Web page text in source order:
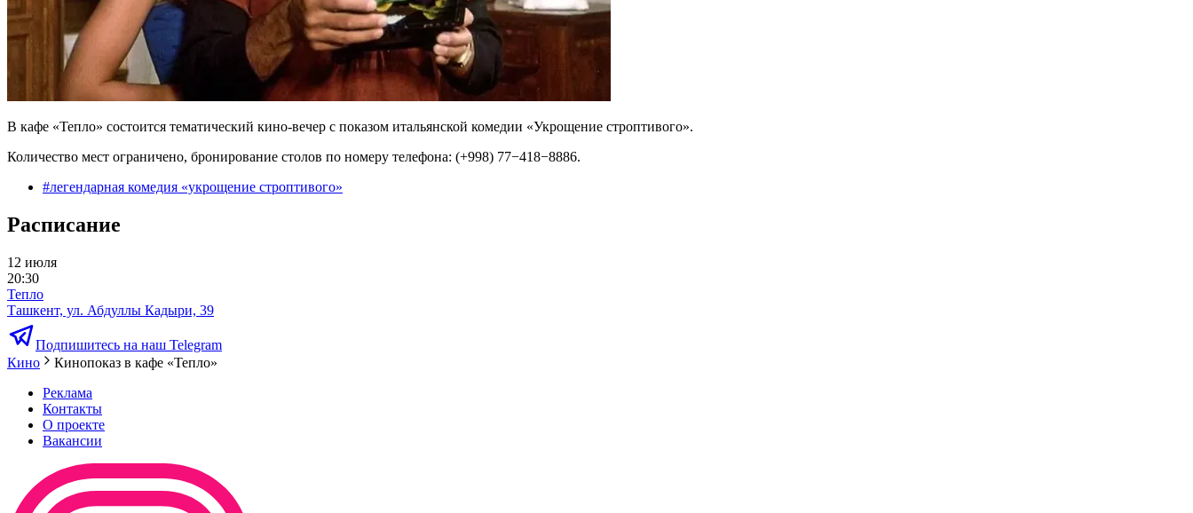
В кафе «Тепло» состоится тематический кино-вечер с показом итальянской комедии «Укрощение строптивого».
Количество мест ограничено, бронирование столов по номеру телефона: (+998) 77−418−8886.
#легендарная комедия «укрощение строптивого»
Расписание
12 июля
20:30
Тепло
Ташкент, ул. Абдуллы Кадыри, 39
Подпишитесь на наш Telegram
Кино
Кинопоказ в кафе «Тепло»
Реклама
Контакты
О проекте
Вакансии